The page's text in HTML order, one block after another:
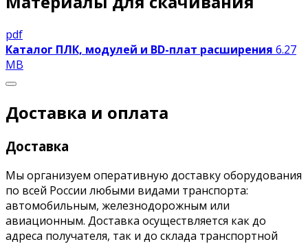
pdf
Каталог ПЛК, модулей и BD-плат расширения 6.27
MB
Доставка и оплата
Доставка
Мы организуем оперативную доставку оборудования
по всей России любыми видами транспорта:
автомобильным, железнодорожным или
авиационным. Доставка осуществляется как до
адреса получателя, так и до склада транспортной